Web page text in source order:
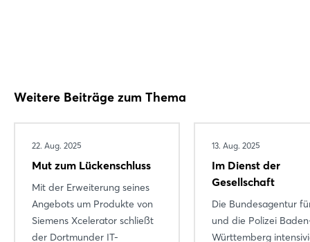
Weitere Beiträge zum Thema
22. Aug. 2025
Mut zum Lückenschluss
Mit der Erweiterung seines
Angebots um Produkte von
Siemens Xcelerator schließt
der Dortmunder IT-
13. Aug. 2025
Im Dienst der
Gesellschaft
Die Bundesagentur
und die Polizei
Württemberg